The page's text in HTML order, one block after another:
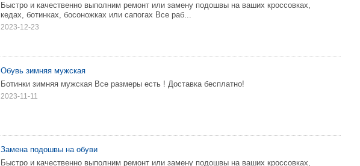
Быстро и качественно выполним ремонт или замену подошвы на ваших кроссовках,
кедах, ботинках, босоножках или сапогах Все раб...
2023-12-23
Обувь зимняя мужская
Ботинки зимняя мужская Все размеры есть ! Доставка бесплатно!
2023-11-11
Замена подошвы на обуви
Быстро и качественно выполним ремонт или замену подошвы на ваших кроссовках,